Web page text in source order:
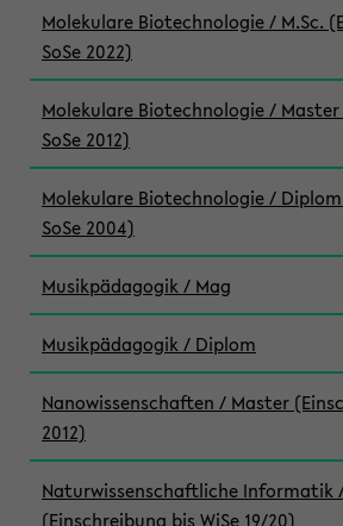
Molekulare Biotechnologie / M.Sc.
SoSe 2022)
Molekulare Biotechnologie /
SoSe 2012)
Molekulare Biotechnologie /
SoSe 2004)
Musikpädagogik / Mag
Musikpädagogik / Diplom
Nanowissenschaften / Master
2012)
Naturwissenschaftliche Informatik /
(Einschreibung bis WiSe 19/20)